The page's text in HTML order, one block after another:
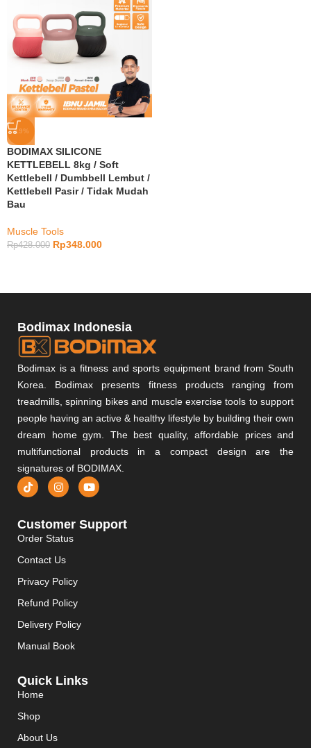
-19%
BODIMAX SILICONE
KETTLEBELL 8kg / Soft
Kettlebell / Dumbbell Lembut /
Kettlebell Pasir / Tidak Mudah
Bau
Muscle Tools
Rp428.000 Rp348.000
Bodimax Indonesia
Bodimax is a fitness and sports equipment brand from South
Korea. Bodimax presents fitness products ranging from
treadmills, spinning bikes and muscle exercise tools to support
people having an active & healthy lifestyle by building their own
dream home gym. The best quality, affordable prices and
multifunctional products in a compact design are the
signatures of BODIMAX.
Customer Support
Order Status
Contact Us
Privacy Policy
Refund Policy
Delivery Policy
Manual Book
Quick Links
Home
Shop
About Us